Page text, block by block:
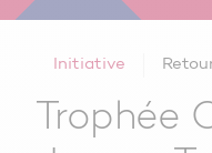
Initiative
Trophée